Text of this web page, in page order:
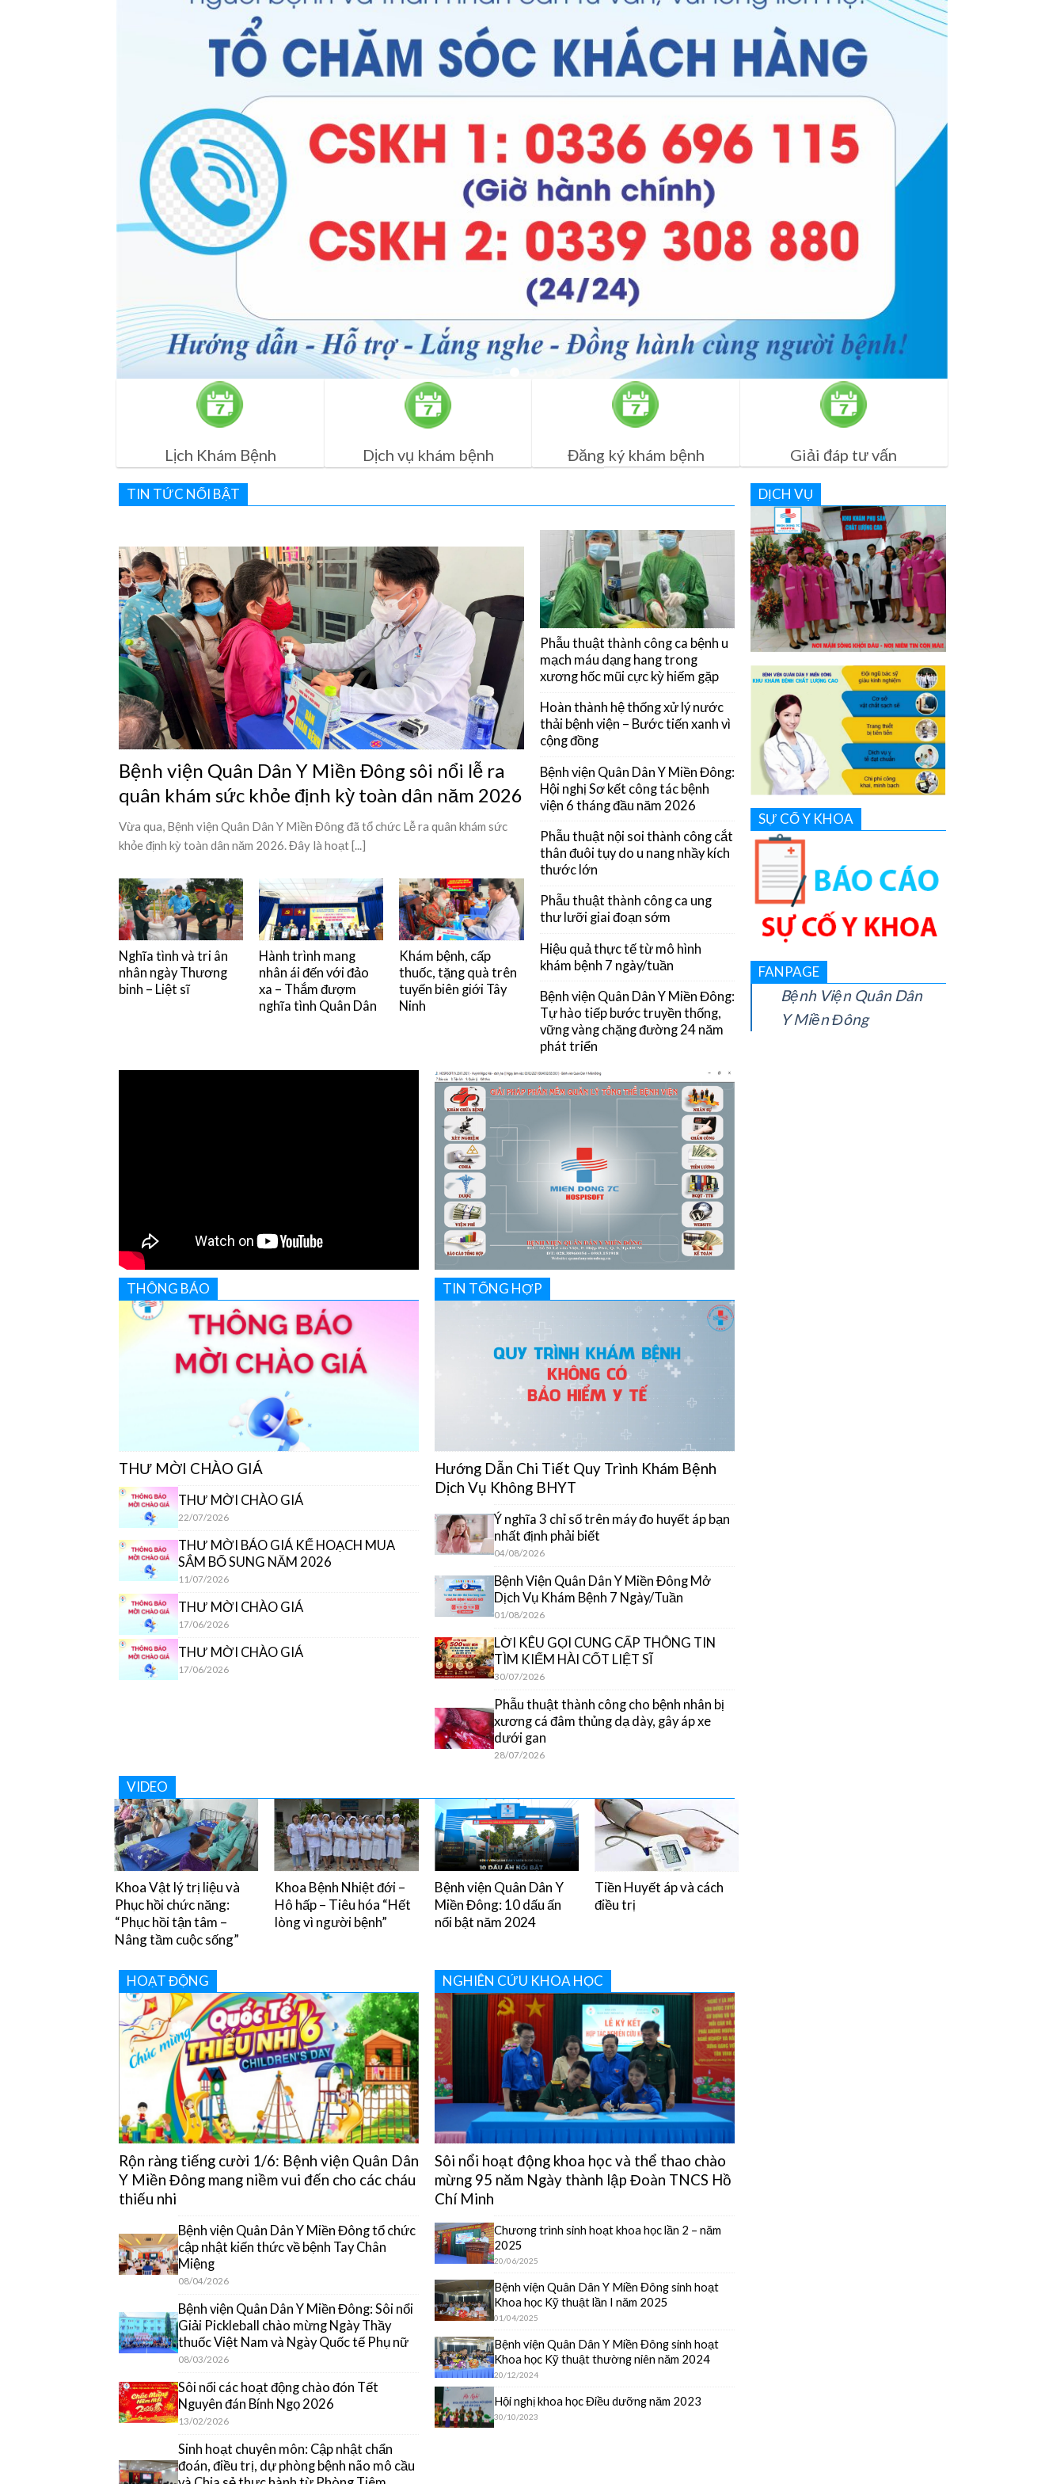
Lịch Khám Bệnh Dịch vụ khám bệnh Đăng ký khám bệnh Giải đáp tư vấn
TIN TỨC NỔI BẬT
Bệnh viện Quân Dân Y Miền Đông sôi nổi lễ ra
quân khám sức khỏe định kỳ toàn dân năm 2026
Vừa qua, Bệnh viện Quân Dân Y Miền Đông đã tổ chức Lễ ra quân khám sức
khỏe định kỳ toàn dân năm 2026. Đây là hoạt [...]
Nghĩa tình và tri ân
nhân ngày Thương
binh – Liệt sĩ
Hành trình mang
nhân ái đến với đảo
xa – Thắm đượm
nghĩa tình Quân Dân
Khám bệnh, cấp
thuốc, tặng quà trên
tuyến biên giới Tây
Ninh
Phẫu thuật thành công ca bệnh u
mạch máu dạng hang trong
xương hốc mũi cực kỳ hiếm gặp
Hoàn thành hệ thống xử lý nước
thải bệnh viện – Bước tiến xanh vì
cộng đồng
Bệnh viện Quân Dân Y Miền Đông:
Hội nghị Sơ kết công tác bệnh
viện 6 tháng đầu năm 2026
Phẫu thuật nội soi thành công cắt
thân đuôi tụy do u nang nhầy kích
thước lớn
Phẫu thuật thành công ca ung
thư lưỡi giai đoạn sớm
Hiệu quả thực tế từ mô hình
khám bệnh 7 ngày/tuần
Bệnh viện Quân Dân Y Miền Đông:
Tự hào tiếp bước truyền thống,
vững vàng chặng đường 24 năm
phát triển
THÔNG BÁO
THƯ MỜI CHÀO GIÁ
THƯ MỜI CHÀO GIÁ
22/07/2026
THƯ MỜI BÁO GIÁ KẾ HOẠCH MUA
SẮM BỔ SUNG NĂM 2026
11/07/2026
THƯ MỜI CHÀO GIÁ
17/06/2026
THƯ MỜI CHÀO GIÁ
17/06/2026
TIN TỔNG HỢP
Hướng Dẫn Chi Tiết Quy Trình Khám Bệnh
Dịch Vụ Không BHYT
Ý nghĩa 3 chỉ số trên máy đo huyết áp bạn
nhất định phải biết
04/08/2026
Bệnh Viện Quân Dân Y Miền Đông Mở
Dịch Vụ Khám Bệnh 7 Ngày/Tuần
01/08/2026
LỜI KÊU GỌI CUNG CẤP THÔNG TIN
TÌM KIẾM HÀI CỐT LIỆT SĨ
30/07/2026
Phẫu thuật thành công cho bệnh nhân bị
xương cá đâm thủng dạ dày, gây áp xe
dưới gan
28/07/2026
VIDEO
Bệnh viện Quân Dân Y
Miền Đông: 10 dấu ấn
nổi bật năm 2024
Tiền Huyết áp và cách
điều trị
Khoa Vật lý trị liệu và
Phục hồi chức năng:
“Phục hồi tận tâm –
Nâng tầm cuộc sống”
Khoa Bệnh Nhiệt đới –
Hô hấp – Tiêu hóa “Hết
lòng vì người bệnh”
HOẠT ĐỘNG
Rộn ràng tiếng cười 1/6: Bệnh viện Quân Dân
Y Miền Đông mang niềm vui đến cho các cháu
thiếu nhi
Bệnh viện Quân Dân Y Miền Đông tổ chức
cập nhật kiến thức về bệnh Tay Chân
Miệng
08/04/2026
Bệnh viện Quân Dân Y Miền Đông: Sôi nổi
Giải Pickleball chào mừng Ngày Thầy
thuốc Việt Nam và Ngày Quốc tế Phụ nữ
08/03/2026
Sôi nổi các hoạt động chào đón Tết
Nguyên đán Bính Ngọ 2026
13/02/2026
Sinh hoạt chuyên môn: Cập nhật chẩn
đoán, điều trị, dự phòng bệnh não mô cầu
NGHIÊN CỨU KHOA HỌC
Sôi nổi hoạt động khoa học và thể thao chào
mừng 95 năm Ngày thành lập Đoàn TNCS Hồ
Chí Minh
Chương trình sinh hoạt khoa học lần 2 – năm
2025
20/06/2025
Bệnh viện Quân Dân Y Miền Đông sinh hoạt
Khoa học Kỹ thuật lần I năm 2025
01/04/2025
Bệnh viện Quân Dân Y Miền Đông sinh hoạt
Khoa học Kỹ thuật thường niên năm 2024
20/12/2024
Hội nghị khoa học Điều dưỡng năm 2023
30/10/2023
DỊCH VỤ
SỰ CỐ Y KHOA
FANPAGE
Bệnh Viện Quân Dân
Y Miền Đông